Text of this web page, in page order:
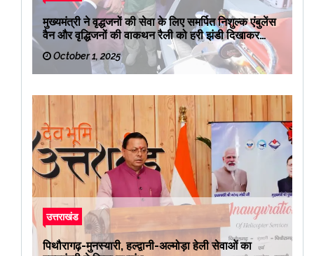
मुख्यमंत्री ने वृद्धजनों की सेवा के लिए समर्पित निशुल्क एंबुलेंस
वैन और वृद्धिजनों की वाकथन रैली को हरी झंडी दिखाकर
रवाना किया
October 1, 2025
उत्तराखंड
पिथौरागढ़-मुनस्यारी, हल्द्वानी-अल्मोड़ा हेली सेवाओं का